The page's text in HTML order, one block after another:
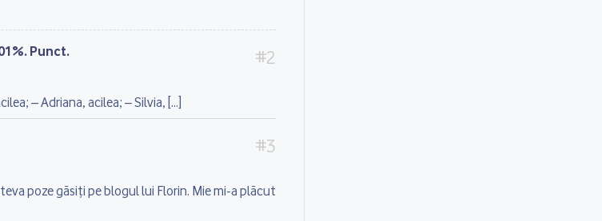
Punct.
– Adriana, acilea; – Silvia, […]
poze găsiți pe blogul lui Florin. Mie mi-a plăcut